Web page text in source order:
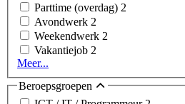
Parttime (overdag) 2
Avondwerk 2
Weekendwerk 2
Vakantiejob 2
Meer...
Beroepsgroepen